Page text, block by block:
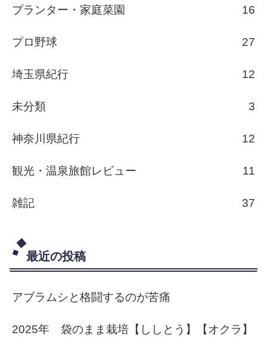
プランター・家庭菜園 16
プロ野球 27
埼玉県紀行 12
未分類 3
神奈川県紀行 12
観光・温泉旅館レビュー 11
雑記 37
最近の投稿
アブラムシと格闘するのが苦痛
2025年 袋のまま栽培【ししとう】【オクラ】